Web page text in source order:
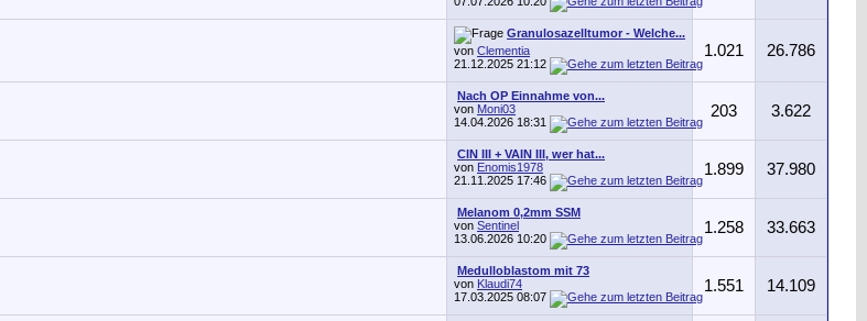
Granulosazelltumor - Welche...
von Clementia
21.12.2025 21:12
1.021 26.786
Nach OP Einnahme von...
von Moni03
14.04.2026 18:31
203 3.622
CIN III + VAIN III, wer hat...
von Enomis1978
21.11.2025 17:46
1.899 37.980
Melanom 0,2mm SSM
von Sentinel
13.06.2026 10:20
1.258 33.663
Medulloblastom mit 73
von Klaudi74
17.03.2025 08:07
1.551 14.109